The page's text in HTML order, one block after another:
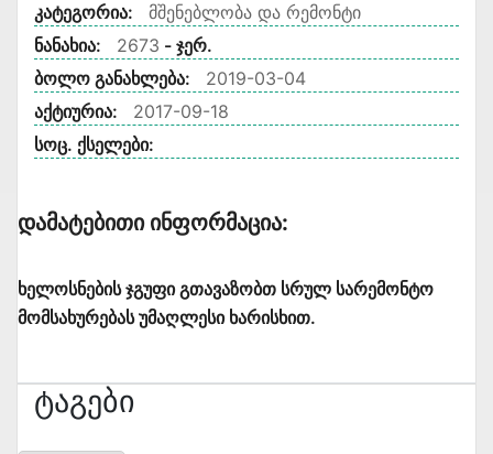
კატეგორია:
მშენებლობა და რემონტი
ნანახია:
2673 - ჯერ.
ბოლო განახლება:
2019-03-04
აქტიურია:
2017-09-18
სოც. ქსელები:
Დამატებითი Ინფორმაცია:
ხელოსნების ჯგუფი გთავაზობთ სრულ სარემონტო
მომსახურებას უმაღლესი ხარისხით.
Ტაგები